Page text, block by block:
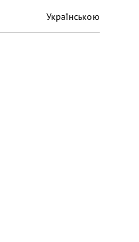
Українською